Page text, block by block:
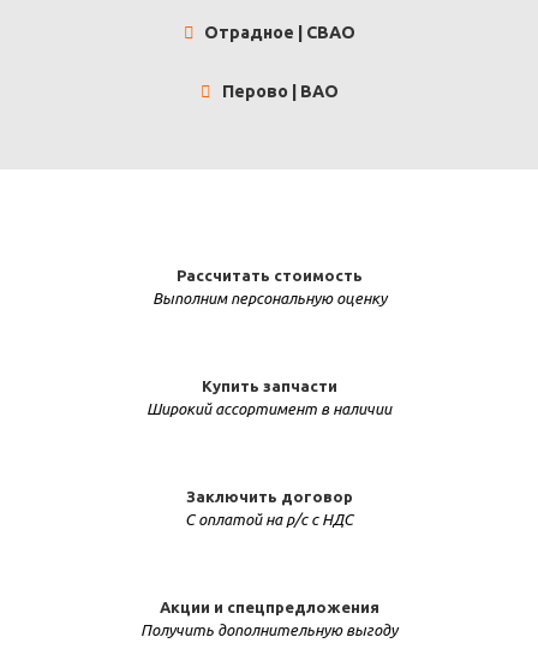
Отрадное | СВАО
Перово | ВАО
Рассчитать стоимость
Выполним персональную оценку
Купить запчасти
Широкий ассортимент в наличии
Заключить договор
С оплатой на р/с с НДС
Акции и спецпредложения
Получить дополнительную выгоду